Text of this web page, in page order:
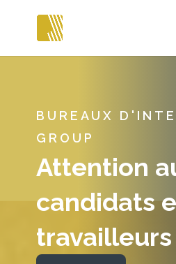
BUREAUX
GROUP
Attention
candidats
travailleurs